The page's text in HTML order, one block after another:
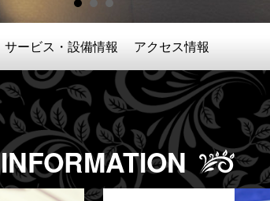
サービス・設備情報 アクセス情報
INFORMATION